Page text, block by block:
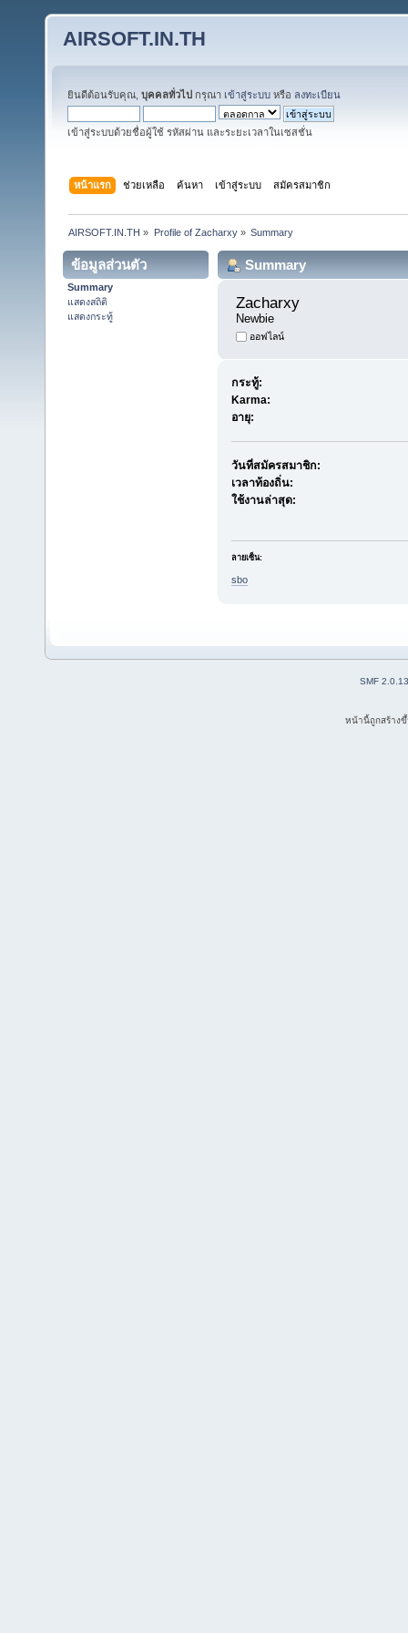
AIRSOFT.IN.TH
ยินดีต้อนรับคุณ, บุคคลทั่วไป กรุณา เข้าสู่ระบบ หรือ ลงทะเบียน
เข้าสู่ระบบด้วยชื่อผู้ใช้ รหัสผ่าน และระยะเวลาในเซสชั่น
หน้าแรก ช่วยเหลือ ค้นหา เข้าสู่ระบบ สมัครสมาชิก
AIRSOFT.IN.TH » Profile of Zacharxy» Summary
ข้อมูลส่วนตัว
Summary
แสดงสถิติ
แสดงกระทู้
Summary
Zacharxy
Newbie
ออฟไลน์
กระทู้:
Karma:
อายุ:
วันที่สมัครสมาชิก:
เวลาท้องถิ่น:
ใช้งานล่าสุด:
ลายเซ็น:
sbo
SMF 2.0.13
หน้านี้ถูกสร้าง